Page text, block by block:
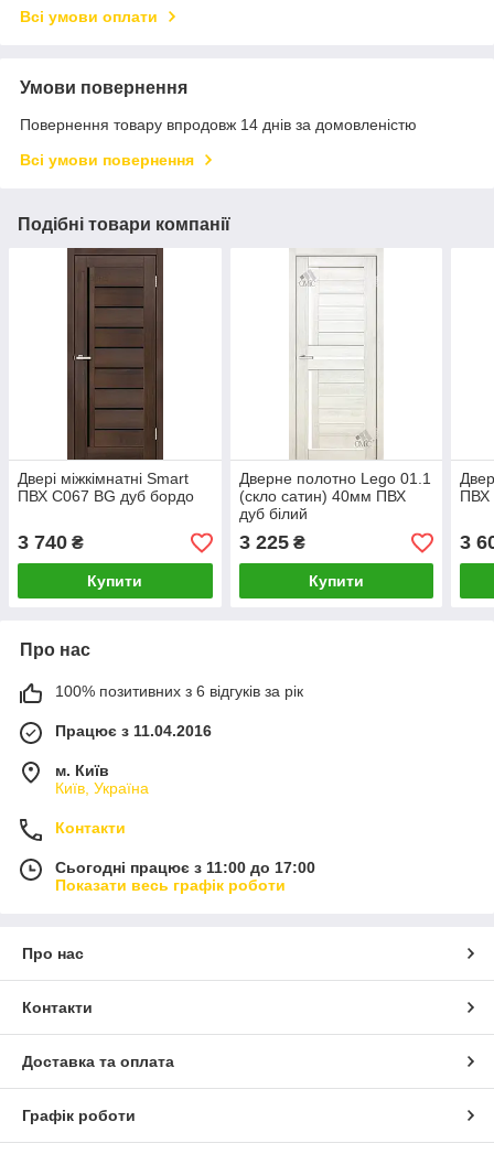
Всі умови оплати
Умови повернення
Повернення товару впродовж 14 днів за домовленістю
Всі умови повернення
Подібні товари компанії
Двері міжкімнатні Smart
ПВХ С067 BG дуб бордо
3 740 ₴
Купити
Дверне полотно Lego 01.1
(скло сатин) 40мм ПВХ
дуб білий
3 225₴
Купити
ПВХ
3
Про нас
100% позитивних з 6 відгуків за рік
Працює з 11.04.2016
м. Київ
Київ, Україна
Контакти
Сьогодні працює з 11:00 до 17:00
Показати весь графік роботи
Про нас
Контакти
Доставка та оплата
Графік роботи